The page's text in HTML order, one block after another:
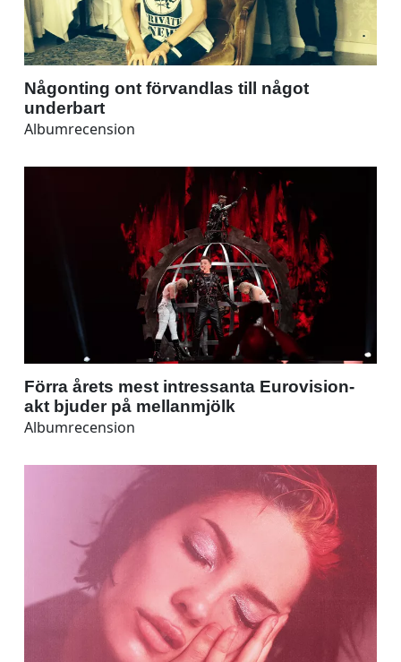
Någonting ont förvandlas till något
underbart
Albumrecension
Förra årets mest intressanta Eurovision-
akt bjuder på mellanmjölk
Albumrecension